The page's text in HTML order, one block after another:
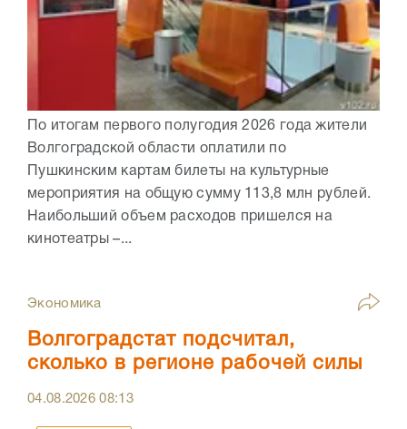
По итогам первого полугодия 2026 года жители
Волгоградской области оплатили по
Пушкинским картам билеты на культурные
мероприятия на общую сумму 113,8 млн рублей.
Наибольший объем расходов пришелся на
кинотеатры –...
Экономика
Волгоградстат подсчитал,
сколько в регионе рабочей силы
04.08.202608:13